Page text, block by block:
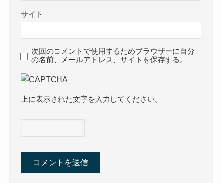
サイト
次回のコメントで使用するためブラウザーに自分
の名前、メールアドレス、サイトを保存する。
上に表示された文字を入力してください。